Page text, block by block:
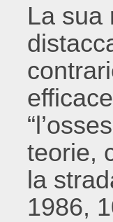
La sua
teorie,
la
1986,